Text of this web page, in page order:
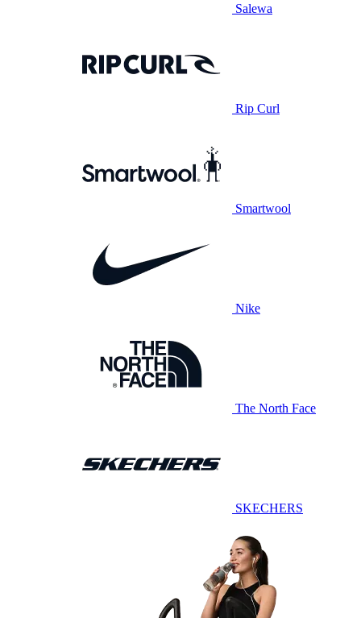
Salewa
Rip Curl
Smartwool
Nike
The North Face
SKECHERS